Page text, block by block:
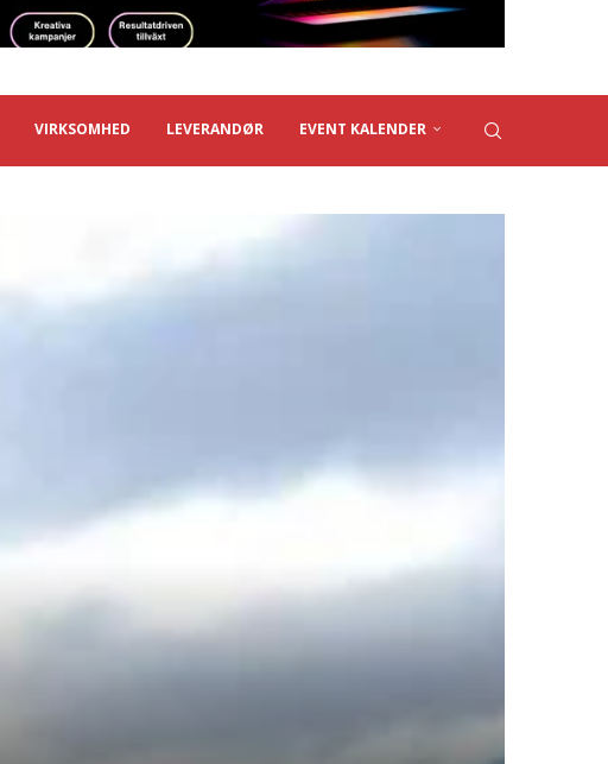
VIRKSOMHED LEVERANDØR EVENT KALENDER